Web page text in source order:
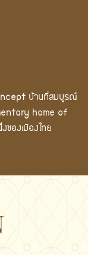
บ้านที่สมบูรณ์
home of
องเมืองไทย